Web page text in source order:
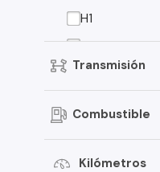
H1
EON
Elantra
i30
Transmisión
Combustible
Kilómetros